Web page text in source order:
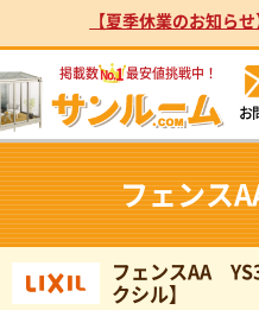
【夏季休業のお知ら
掲載数No.1最安値挑戦中！
フェンス
フェンスAA
クシル】